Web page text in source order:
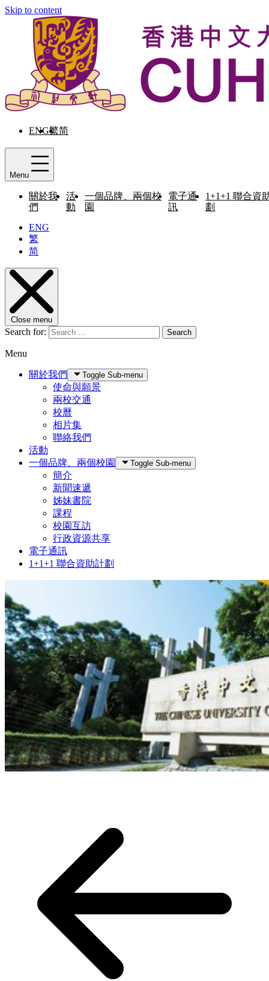
Skip to content
ENG繁简
Menu
關於我
們
活
動
一個品牌、兩個校
園
電子通
訊
1+1+1 聯合資
劃
ENG
繁
简
Close menu
Search for: Search
Menu
關於我們 Toggle Sub-menu
使命與願景
兩校交通
校曆
相片集
聯絡我們
活動
一個品牌、兩個校園
Toggle Sub-menu
簡介
新聞速遞
姊妹書院
課程
校園互訪
行政資源共享
電子通訊
1+1+1 聯合資助計劃